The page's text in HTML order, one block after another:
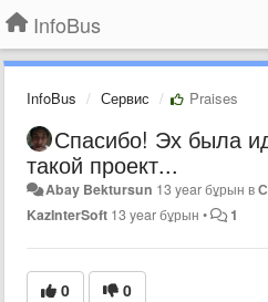
InfoBus
InfoBus Сервис Praises
Спасибо! Эх была
такой проект...
Abay Bektursun 13 year бұрын в
KazInterSoft 13 year бұрын • 1
0 0